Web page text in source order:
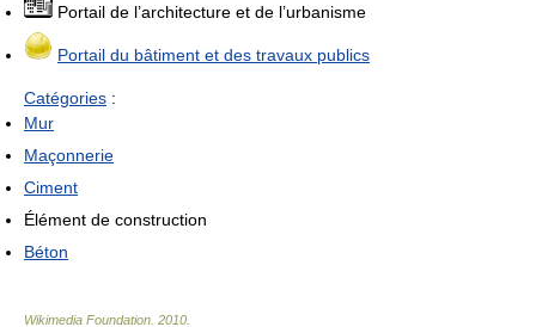
Portail de l’architecture et de l’urbanisme
Portail du bâtiment et des travaux publics
Catégories :
Mur
Maçonnerie
Ciment
Élément de construction
Béton
Wikimedia Foundation 2010